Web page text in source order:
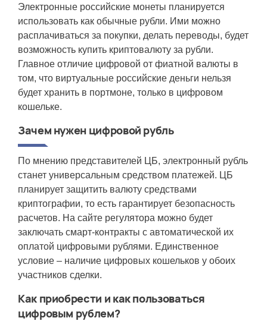
Электронные российские монеты планируется
использовать как обычные рубли. Ими можно
расплачиваться за покупки, делать переводы, будет
возможность купить криптовалюту за рубли.
Главное отличие цифровой от фиатной валюты в
том, что виртуальные российские деньги нельзя
будет хранить в портмоне, только в цифровом
кошельке.
Зачем нужен цифровой рубль
По мнению представителей ЦБ, электронный рубль
станет универсальным средством платежей. ЦБ
планирует защитить валюту средствами
криптографии, то есть гарантирует безопасность
расчетов. На сайте регулятора можно будет
заключать смарт-контракты с автоматической их
оплатой цифровыми рублями. Единственное
условие – наличие цифровых кошельков у обоих
участников сделки.
Как приобрести и как пользоваться
цифровым рублем?